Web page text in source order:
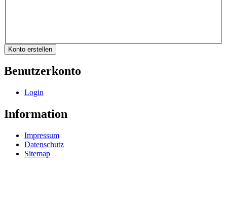
Benutzerkonto
Login
Information
Impressum
Datenschutz
Sitemap